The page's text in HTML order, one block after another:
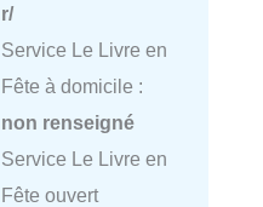
r/
Service Le Livre en
Fête à domicile :
non renseigné
Service Le Livre en
Fête ouvert